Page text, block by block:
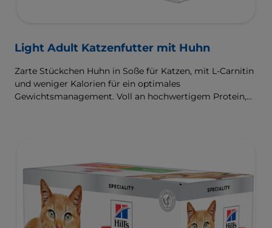
Light Adult Katzenfutter mit Huhn
Zarte Stückchen Huhn in Soße für Katzen, mit L-Carnitin
und weniger Kalorien für ein optimales
Gewichtsmanagement. Voll an hochwertigem Protein,